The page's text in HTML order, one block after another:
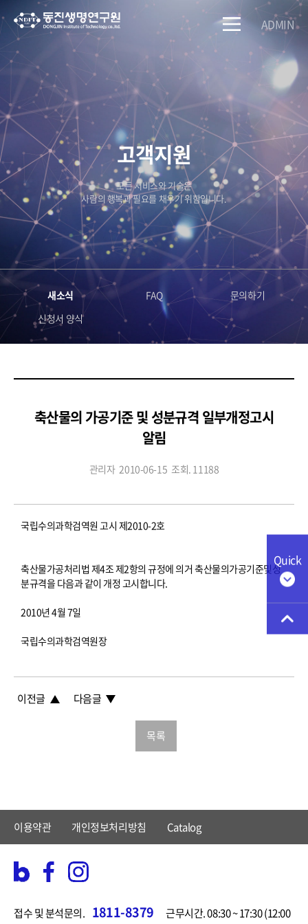
ADMIN
Quick
고객지원
모든 서비스와 기술은
사람의 행복과 필요를 채우기 위함입니다.
새소식 FAQ
문의하기
신청서 양식
축산물의 가공기준 및 성분규격 일부개정고시
알림
관리자 2010-06-15 조회. 11188
국립수의과학검역원 고시 제2010-2호
축산물가공처리법 제4조 제2항의 규정에 의거 축산물의가공기준및성
분규격을 다음과 같이 개정 고시합니다.
2010년 4월 7일
국립수의과학검역원장
이전글 다음글
목록
이용약관 개인정보처리방침 Catalog
접수 및 분석문의. 1811-8379
근무시간. 08:30 ~ 17:30 (12:00